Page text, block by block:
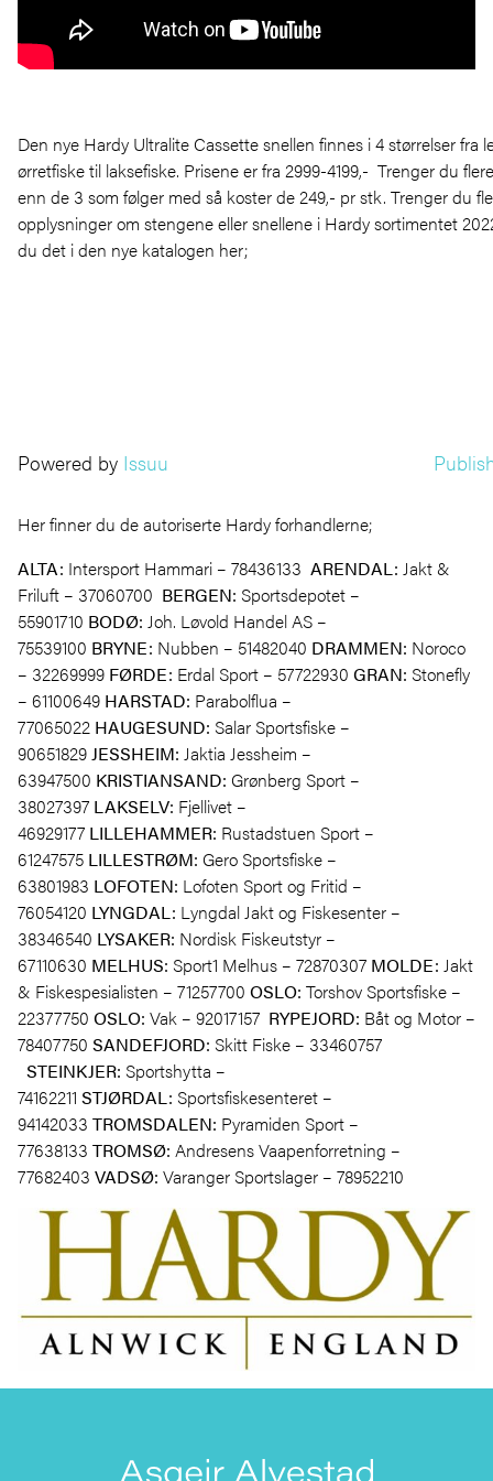
Den nye Hardy Ultralite Cassette snellen finnes i 4 størrelser fra
ørretfiske til laksefiske. Prisene er fra 2999-4199,- Trenger du
enn de 3 som følger med så koster de 249,- pr stk. Trenger du
opplysninger om stengene eller snellene i Hardy sortimentet
du det i den nye katalogen her;
Powered by Issuu
Her finner du de autoriserte Hardy forhandlerne;
ALTA: Intersport Hammari – 78436133 ARENDAL: Jakt &
Friluft – 37060700 BERGEN: Sportsdepotet –
55901710 BODØ: Joh. Løvold Handel AS –
75539100 BRYNE: Nubben – 51482040 DRAMMEN: Noroco
– 32269999 FØRDE: Erdal Sport – 57722930 GRAN: Stonefly
– 61100649 HARSTAD: Parabolflua –
77065022 HAUGESUND: Salar Sportsfiske –
90651829JESSHEIM: Jaktia Jessheim –
63947500 KRISTIANSAND: Grønberg Sport –
38027397 LAKSELV: Fjellivet –
46929177 LILLEHAMMER: Rustadstuen Sport –
61247575 LILLESTRØM: Gero Sportsfiske –
63801983 LOFOTEN: Lofoten Sport og Fritid –
76054120 LYNGDAL: Lyngdal Jakt og Fiskesenter –
38346540 LYSAKER: Nordisk Fiskeutstyr –
67110630 MELHUS: Sport1 Melhus – 72870307 MOLDE: Jakt
& Fiskespesialisten – 71257700 OSLO: Torshov Sportsfiske –
22377750 OSLO: Vak – 92017157 RYPEJORD: Båt og Motor –
78407750 SANDEFJORD: Skitt Fiske – 33460757
STEINKJER: Sportshytta –
74162211 STJØRDAL: Sportsfiskesenteret –
94142033 TROMSDALEN: Pyramiden Sport –
77638133 TROMSØ: Andresens Vaapenforretning –
77682403 VADSØ: Varanger Sportslager – 78952210